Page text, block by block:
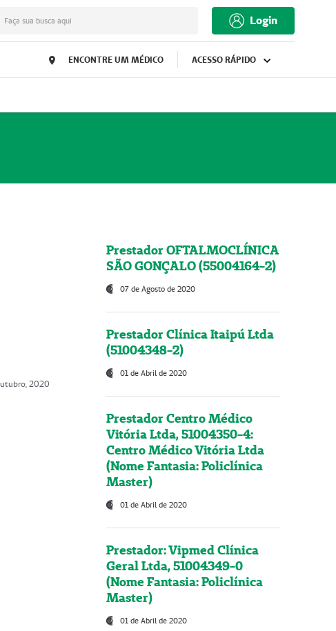
Faça sua busca aqui Login
ENCONTRE UM MÉDICO ACESSO RÁPIDO
2020
Prestador OFTALMOCLÍNICA
SÃO GONÇALO (55004164-2)
07 de Agosto de 2020
Prestador Clínica Itaipú Ltda
(51004348-2)
01 de Abril de 2020
Prestador Centro Médico
Vitória Ltda, 51004350-4:
Centro Médico Vitória Ltda
(Nome Fantasia: Policlínica
Master)
01 de Abril de 2020
Prestador: Vipmed Clínica
Geral Ltda, 51004349-0
(Nome Fantasia: Policlínica
Master)
01 de Abril de 2020